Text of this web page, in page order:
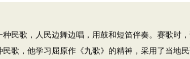
歌，人民边舞边唱，用鼓和短笛伴奏。赛歌时，
歌，他学习屈原作《九歌》的精神，采用了当地